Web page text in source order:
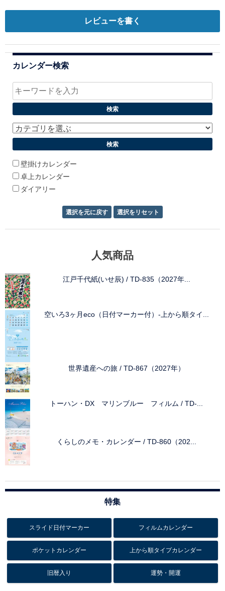
ビ
ゲ
ー
ョ
ン
レビューを書く
カレンダー検索
壁掛けカレンダー
卓上カレンダー
ダイアリー
人気商品
江戸千代紙(いせ辰) / TD-835（2027年...
空いろ3ヶ月eco（日付マーカー付）-上から順タイ...
世界遺産への旅 / TD-867（2027年）
トーハン・DX マリンブルー フィルム / TD-...
くらしのメモ・カレンダー / TD-860（202...
特集
スライド日付マーカー フィルムカレンダー
ポケットカレンダー 上から順タイプカレンダー
旧暦入り 運勢・開運